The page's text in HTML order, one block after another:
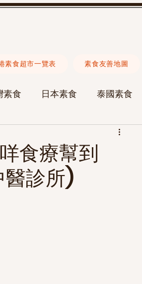
素食 日本素食 泰國素食
素食營養
食療幫到
醫診所)
素食超市一覽表 素食友善地圖